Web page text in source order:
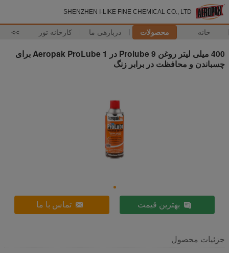
SHENZHEN I-LIKE FINE CHEMICAL CO., LTD
خانه محصولات دربارهی ما کارخانه تور >>
400 میلی لیتر روغن Prolube 9 در 1 Aeropak ProLube برای
چسباندن و محافظت در برابر زنگ
بهترین قیمت تماس با ما
جزئیات محصول